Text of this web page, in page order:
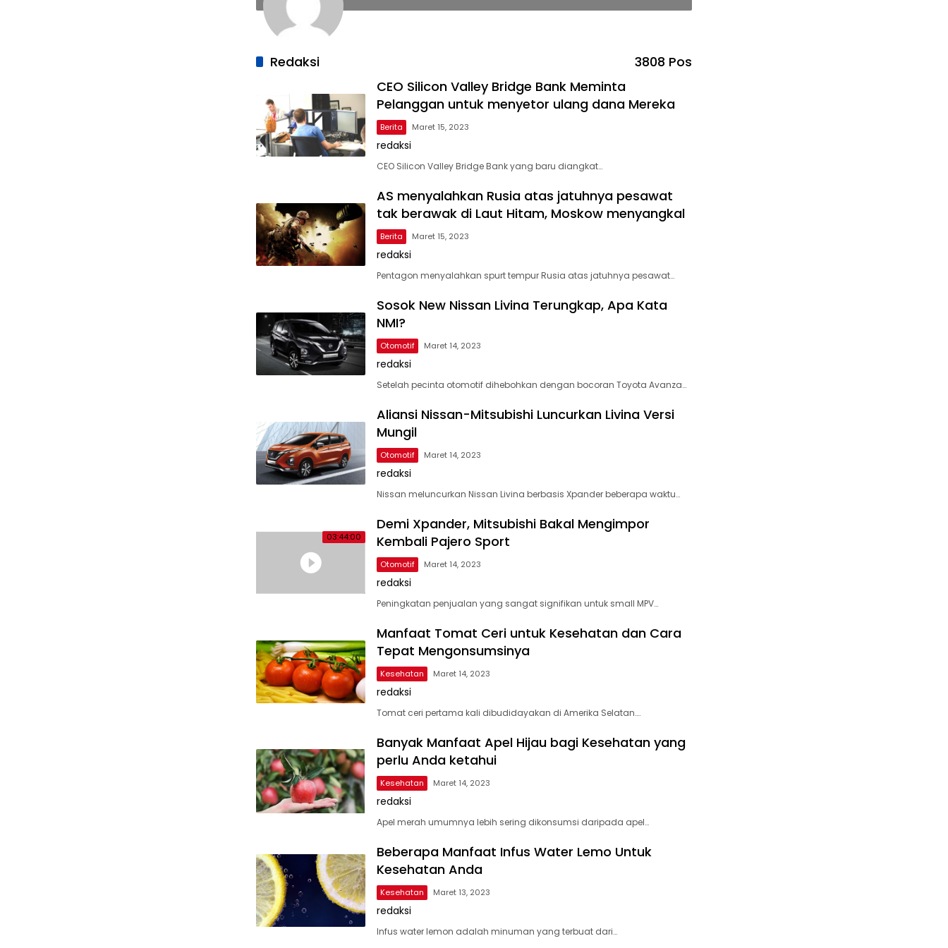
Redaksi
3808 Pos
CEO Silicon Valley Bridge Bank Meminta
Pelanggan untuk menyetor ulang dana Mereka
Berita Maret 15, 2023
redaksi
CEO Silicon Valley Bridge Bank yang baru diangkat…
AS menyalahkan Rusia atas jatuhnya pesawat
tak berawak di Laut Hitam, Moskow menyangkal
Berita Maret 15, 2023
redaksi
Pentagon menyalahkan spurt tempur Rusia atas jatuhnya pesawat…
Sosok New Nissan Livina Terungkap, Apa Kata
NMI?
Otomotif Maret 14, 2023
redaksi
Setelah pecinta otomotif dihebohkan dengan bocoran Toyota Avanza…
Aliansi Nissan-Mitsubishi Luncurkan Livina Versi
Mungil
Otomotif Maret 14, 2023
redaksi
Nissan meluncurkan Nissan Livina berbasis Xpander beberapa waktu…
03:44:00
Demi Xpander, Mitsubishi Bakal Mengimpor
Kembali Pajero Sport
Otomotif Maret 14, 2023
redaksi
Peningkatan penjualan yang sangat signifikan untuk small MPV…
Manfaat Tomat Ceri untuk Kesehatan dan Cara
Tepat Mengonsumsinya
Kesehatan Maret 14, 2023
redaksi
Tomat ceri pertama kali dibudidayakan di Amerika Selatan….
Banyak Manfaat Apel Hijau bagi Kesehatan yang
perlu Anda ketahui
Kesehatan Maret 14, 2023
redaksi
Apel merah umumnya lebih sering dikonsumsi daripada apel…
Beberapa Manfaat Infus Water Lemo Untuk
Kesehatan Anda
Kesehatan Maret 13, 2023
redaksi
Infus water lemon adalah minuman yang terbuat dari…